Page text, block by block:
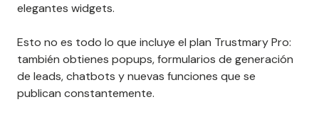
elegantes widgets.
Esto no es todo lo que incluye el plan Trustmary Pro:
también obtienes popups, formularios de generación
de leads, chatbots y nuevas funciones que se
publican constantemente.